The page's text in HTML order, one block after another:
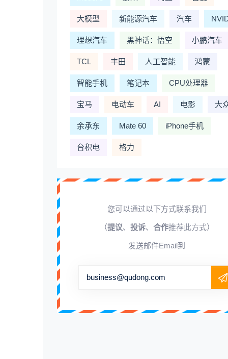
大模型 新能源汽车 汽车
理想汽车 黑神话：悟空 小鹏汽车
TCL 丰田 人工智能 鸿蒙
智能手机 笔记本 CPU处理器
宝马 电动车 AI 电影 大
余承东 Mate 60 iPhone手机
台积电 格力
您可以通过以下方式联系我们
（提议、 投诉、 合作推荐此方式）
发送邮件Email到
business@qudong.com